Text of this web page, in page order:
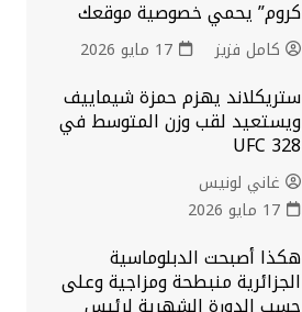
كروم” يحمي خصوصية موقعك
كامل فزيز 17 مايو 2026
ستريكلاند يهزم حمزة شيماييف
ويستعيد لقب وزن المتوسط في
UFC 328
غاني لونيس
17 مايو 2026
هكذا أصبحت الدبلوماسية
الجزائرية منبطحة ومزاجية وعلى